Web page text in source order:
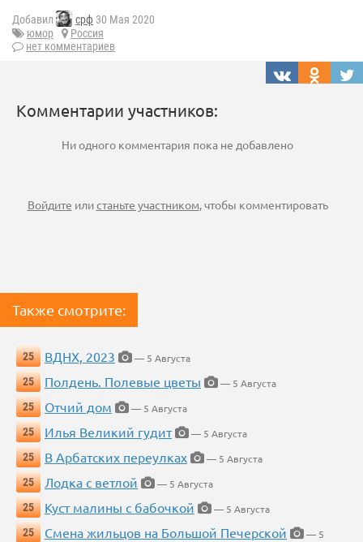
Добавил срф 30 Мая 2020
юмор
Россия
нет комментариев
Комментарии участников:
Ни одного комментария пока не добавлено
Войдите илистаньте участником, чтобы комментировать
Также смотрите:
25 ВДНХ, 2023
— 5 Августа
25
Полдень. Полевые цветы
— 5 Августа
25
Отчий дом
— 5 Августа
25
Илья Великий гудит
— 5 Августа
25
В Арбатских переулках
— 5 Августа
25
Лодка с ветлой
— 5 Августа
25
Куст малины с бабочкой
— 5 Августа
25
Смена жильцов на Большой Печерской
— 5